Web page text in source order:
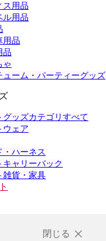
ス用品
ル用品
用品
品
ゃ
ューム・パーティーグッズ
グッズカテゴリすべて
ウェア
・ハーネス
キャリーバック
雑貨・家具
閉じる